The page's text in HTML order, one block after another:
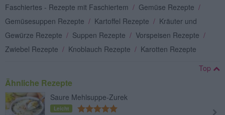
Faschiertes - Rezepte mit Faschiertem / Gemüse Rezepte /
Gemüsesuppen Rezepte / Kartoffel Rezepte / Kräuter und
Gewürze Rezepte / Suppen Rezepte / Vorspeisen Rezepte /
Zwiebel Rezepte / Knoblauch Rezepte / Karotten Rezepte
Top
Ähnliche Rezepte
Saure Mehlsuppe-Zurek
Leicht